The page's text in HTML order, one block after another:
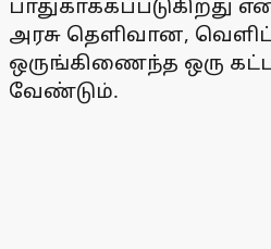
பாதுகாக்கப்படுகிறது
அரசு தெளிவான,
ஒருங்கிணைந்த ஒரு
வேண்டும்.